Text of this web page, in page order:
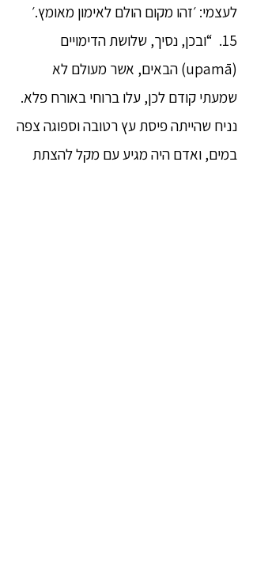
לעצמי: ׳זהו מקום הולם לאימון מאומץ.׳
15. “ובכן, נסיך, שלושת הדימויים
(upamā) הבאים, אשר מעולם לא
שמעתי קודם לכן, עלו ברוחי באורח פלא.
נניח שהייתה פיסת עץ רטובה וספוגה צפה
במים, ואדם היה מגיע עם מקל להצתת